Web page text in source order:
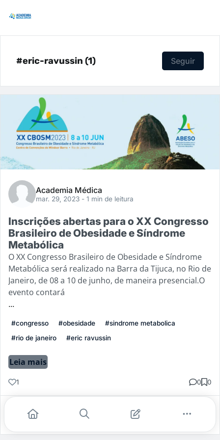
#eric-ravussin (1) Seguir
Academia Médica
mar. 29, 2023 - 1 min de leitura
Inscrições abertas para o XX Congresso
Brasileiro de Obesidade e Síndrome
Metabólica
O XX Congresso Brasileiro de Obesidade e Síndrome
Metabólica será realizado na Barra da Tijuca, no Rio de
Janeiro, de 08 a 10 de junho, de maneira presencial.O
evento contará
...
#congresso #obesidade
#sindrome metabolica
#rio de janeiro
#eric ravussin
Leia mais
1 0 0
Gostei Comentar Salvar